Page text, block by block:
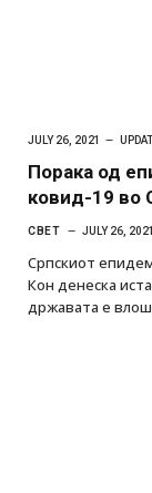
JULY 26, 2021
Порака од
ковид-19 во
СВЕТ JULY 26, 2021
Српскиот
Кон денеска
државата е